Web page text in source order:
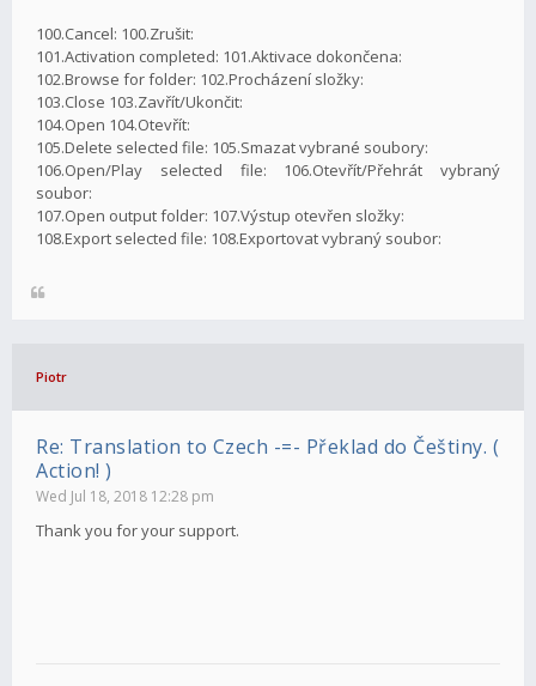
100.Cancel: 100.Zrušit:
101.Activation completed: 101.Aktivace dokončena:
102.Browse for folder: 102.Procházení složky:
103.Close 103.Zavřít/Ukončit:
104.Open 104.Otevřít:
105.Delete selected file: 105.Smazat vybrané soubory:
106.Open/Play selected file: 106.Otevřít/Přehrát vybraný
soubor:
107.Open output folder: 107.Výstup otevřen složky:
108.Export selected file: 108.Exportovat vybraný soubor:
Piotr
Re: Translation to Czech -=- Překlad do Češtiny. (
Action! )
Wed Jul 18, 2018 12:28 pm
Thank you for your support.